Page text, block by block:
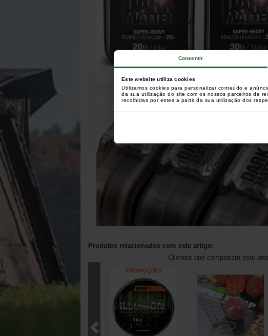
Consentir
Este website utiliza cookies
Utilizamos cookies para personalizar conteúdo e
da sua utilização do site com os nossos parceiros de
recolhidas por estes a partir da sua utilização dos
Produtos relacionados com este artigo:
Clientes que compraram este